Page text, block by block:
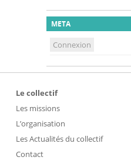
META
Connexion
Le collectif
Les missions
L’organisation
Les Actualités du collectif
Contact